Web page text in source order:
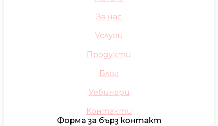
За нас
Услуги
Продукти
Блог
Уебинари
Контакти
Форма за бърз контакт